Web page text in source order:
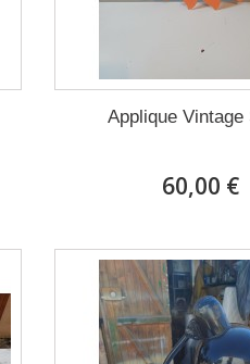
Applique Vintage
60,00 €